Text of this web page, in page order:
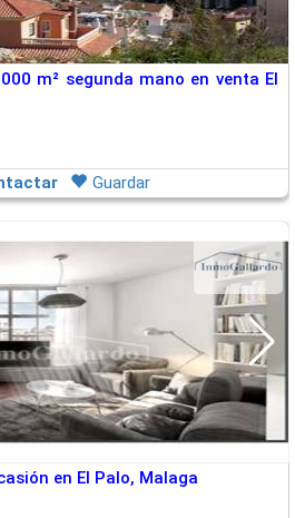
m² segunda mano en venta El
Guardar
en El Palo, Malaga